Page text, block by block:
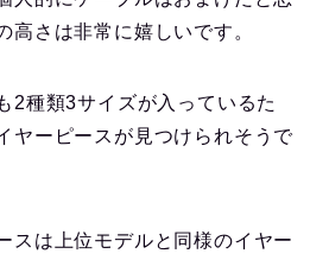
高さは非常に嬉しいです。
2種類3サイズが入っているた
ヤーピースが見つけられそうで
スは上位モデルと同様のイヤー